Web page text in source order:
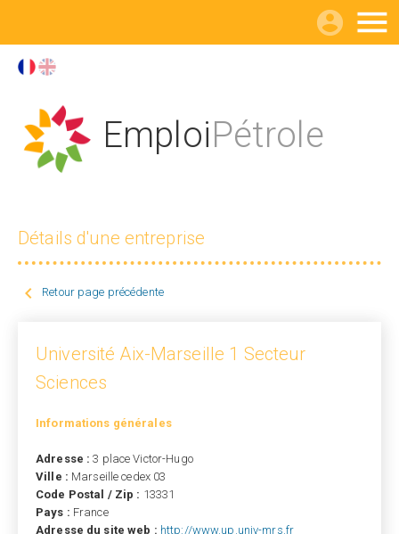

EmploiPétrole
Détails d'une entreprise
 Retour page précédente
Université Aix-Marseille 1 Secteur
Sciences
Informations générales
Adresse :3 place Victor-Hugo
Ville : Marseille cedex 03
Code Postal / Zip : 13331
Pays : France
Adresse du site web : http://www.up.univ-mrs.fr